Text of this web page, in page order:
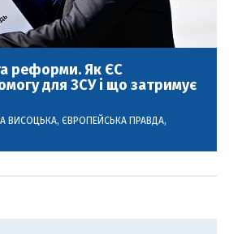
реформи. Як ЄС
для ЗСУ і що затримує
ВИСОЦЬКА, ЄВРОПЕЙСЬКА ПРАВДА,